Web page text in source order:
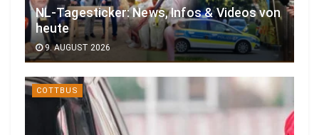
NL-Tagesticker: News, Infos & Videos von
heute
9. AUGUST 2026
COTTBUS